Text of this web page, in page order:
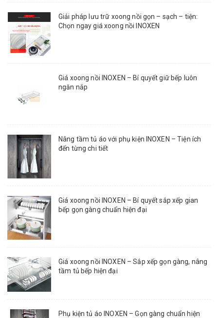
Giải pháp lưu trữ xoong nồi gọn – sạch – tiện:
Chọn ngay giá xoong nồi INOXEN
Giá xoong nồi INOXEN – Bí quyết giữ bếp luôn
ngăn nắp
Nâng tầm tủ áo với phụ kiện INOXEN – Tiện ích
đến từng chi tiết
Giá xoong nồi INOXEN – Bí quyết sắp xếp gian
bếp gọn gàng chuẩn hiện đại
Giá xoong nồi INOXEN – Sắp xếp gọn gàng, nâng
tầm tủ bếp hiện đại
Phụ kiện tủ áo INOXEN – Gọn gàng chuẩn hiện